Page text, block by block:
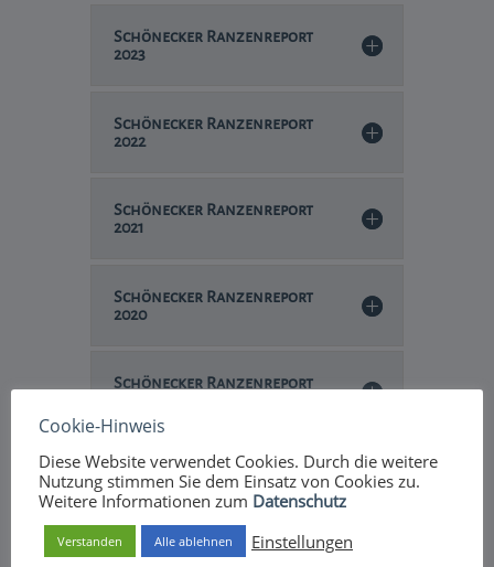
Schönecker Ranzenreport
2023
Schönecker Ranzenreport
2022
Schönecker Ranzenreport
2021
Schönecker Ranzenreport
2020
Schönecker Ranzenreport
Schönecker Ranzenreport
2024
Schönecker Ranzenreport
Cookie-Hinweis
Diese Website verwendet Cookies. Durch die weitere
Nutzung stimmen Sie dem Einsatz von Cookies zu.
Weitere Informationen zum Datenschutz
Verstanden Alle ablehnen Einstellungen